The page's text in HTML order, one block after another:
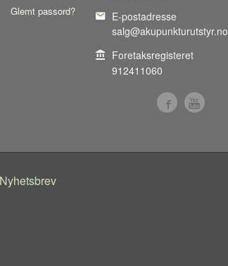
Glemt passord?
E-postadresse
salg@akupunkturutstyr.no
Foretaksregisteret
912411060
Nyhetsbrev